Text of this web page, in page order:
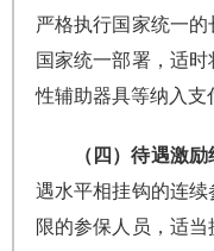
严格执行国家统一
国家统一部署，适
性辅助器具等纳入支
（四）待遇激
遇水平相挂钩的连
限的参保人员，适